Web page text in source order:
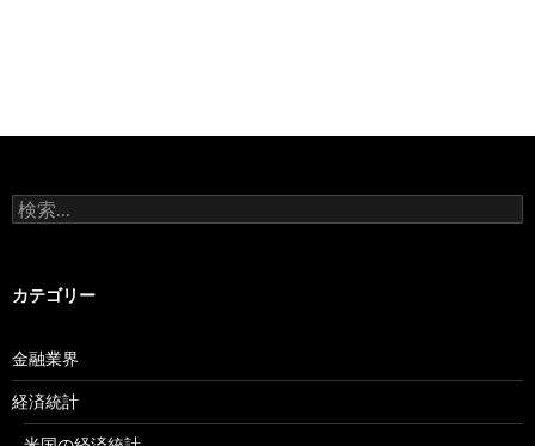
検
索:
カテゴリー
金融業界
経済統計